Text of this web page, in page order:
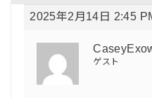
2025年2月14日 2:45
ゲスト